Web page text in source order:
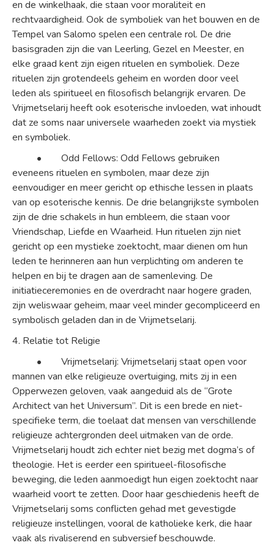
en de winkelhaak, die staan voor moraliteit en
rechtvaardigheid. Ook de symboliek van het bouwen en de
Tempel van Salomo spelen een centrale rol. De drie
basisgraden zijn die van Leerling, Gezel en Meester, en
elke graad kent zijn eigen rituelen en symboliek. Deze
rituelen zijn grotendeels geheim en worden door veel
leden als spiritueel en filosofisch belangrijk ervaren. De
Vrijmetselarij heeft ook esoterische invloeden, wat inhoudt
dat ze soms naar universele waarheden zoekt via mystiek
en symboliek.
• Odd Fellows: Odd Fellows gebruiken
eveneens rituelen en symbolen, maar deze zijn
eenvoudiger en meer gericht op ethische lessen in plaats
van op esoterische kennis. De drie belangrijkste symbolen
zijn de drie schakels in hun embleem, die staan voor
Vriendschap, Liefde en Waarheid. Hun rituelen zijn niet
gericht op een mystieke zoektocht, maar dienen om hun
leden te herinneren aan hun verplichting om anderen te
helpen en bij te dragen aan de samenleving. De
initiatieceremonies en de overdracht naar hogere graden,
zijn weliswaar geheim, maar veel minder gecompliceerd en
symbolisch geladen dan in de Vrijmetselarij.
4. Relatie tot Religie
• Vrijmetselarij: Vrijmetselarij staat open voor
mannen van elke religieuze overtuiging, mits zij in een
Opperwezen geloven, vaak aangeduid als de “Grote
Architect van het Universum”. Dit is een brede en niet-
specifieke term, die toelaat dat mensen van verschillende
religieuze achtergronden deel uitmaken van de orde.
Vrijmetselarij houdt zich echter niet bezig met dogma’s of
theologie. Het is eerder een spiritueel-filosofische
beweging, die leden aanmoedigt hun eigen zoektocht naar
waarheid voort te zetten. Door haar geschiedenis heeft de
Vrijmetselarij soms conflicten gehad met gevestigde
religieuze instellingen, vooral de katholieke kerk, die haar
vaak als rivaliserend en subversief beschouwde.